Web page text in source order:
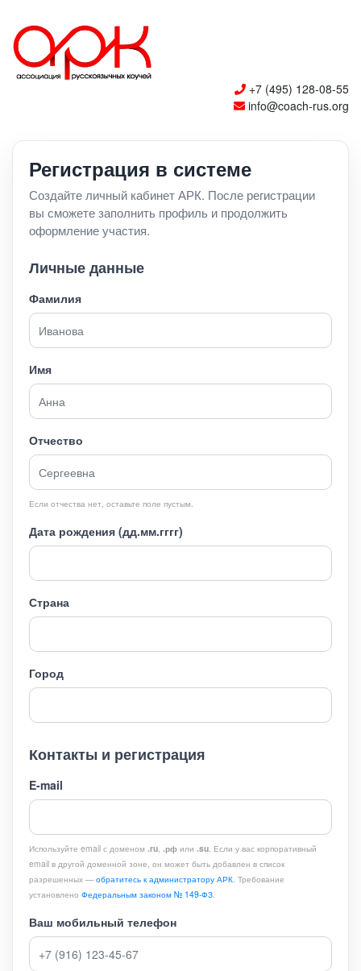
+7 (495) 128-08-55
info@coach-rus.org
Регистрация в системе
Создайте личный кабинет АРК. После регистрации
вы сможете заполнить профиль и продолжить
оформление участия.
Личные данные
Фамилия
Имя
Отчество
Если отчества нет, оставьте поле пустым.
Дата рождения (дд.мм.гггг)
Страна
Город
Контакты и регистрация
E-mail
Используйте email с доменом .ru, .рф или .su. Если у вас корпоративный
email в другой доменной зоне, он может быть добавлен в список
разрешенных —обратитесь к администратору АРК. Требование
установлено Федеральным законом № 149-ФЗ.
Ваш мобильный телефон